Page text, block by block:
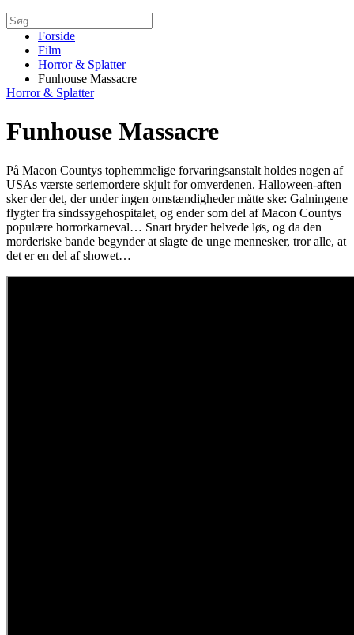
Forside
Film
Horror & Splatter
Funhouse Massacre
Horror & Splatter
Funhouse Massacre
På Macon Countys tophemmelige forvaringsanstalt holdes nogen af
USAs værste seriemordere skjult for omverdenen. Halloween-aften
sker der det, der under ingen omstændigheder måtte ske: Galningene
flygter fra sindssygehospitalet, og ender som del af Macon Countys
populære horrorkarneval… Snart bryder helvede løs, og da den
morderiske bande begynder at slagte de unge mennesker, tror alle, at
det er en del af showet…